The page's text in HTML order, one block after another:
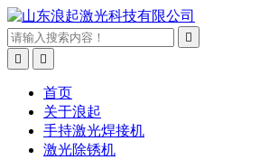



首页
关于浪起
手持激光焊接机
激光除锈机